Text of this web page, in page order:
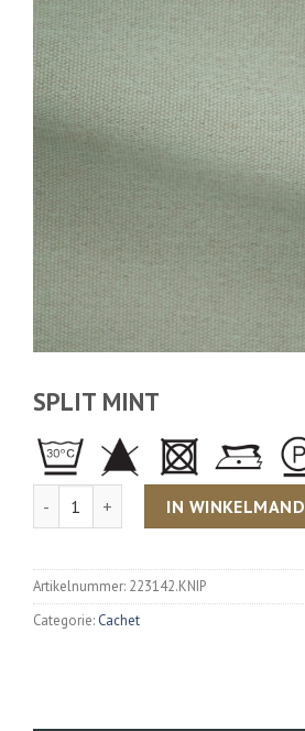
SPLIT MINT
Aantal IN WINKELMAND
Artikelnummer: 223142.KNIP
Categorie: Cachet